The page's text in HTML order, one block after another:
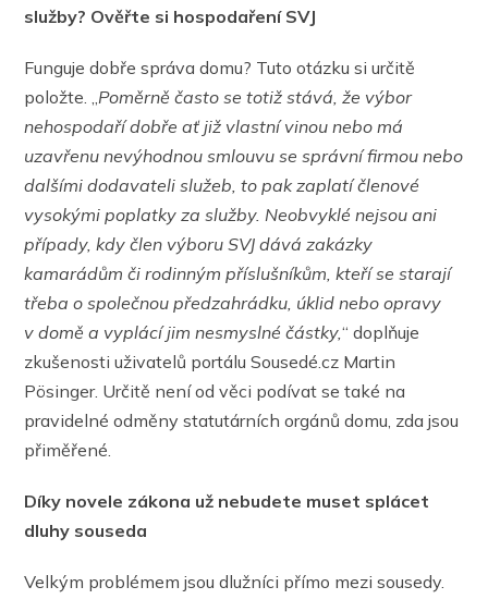
služby? Ověřte si hospodaření SVJ
Funguje dobře správa domu? Tuto otázku si určitě
položte. „Poměrně často se totiž stává, že výbor
nehospodaří dobře ať již vlastní vinou nebo má
uzavřenu nevýhodnou smlouvu se správní firmou nebo
dalšími dodavateli služeb, to pak zaplatí členové
vysokými poplatky za služby. Neobvyklé nejsou ani
případy, kdy člen výboru SVJ dává zakázky
kamarádům či rodinným příslušníkům, kteří se starají
třeba o společnou předzahrádku, úklid nebo opravy
v domě a vyplácí jim nesmyslné částky,“ doplňuje
zkušenosti uživatelů portálu Sousedé.cz Martin
Pösinger. Určitě není od věci podívat se také na
pravidelné odměny statutárních orgánů domu, zda jsou
přiměřené.
Díky novele zákona už nebudete muset splácet
dluhy souseda
Velkým problémem jsou dlužníci přímo mezi sousedy.